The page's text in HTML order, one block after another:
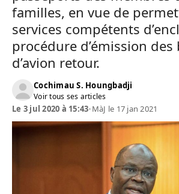
familles, en vue de
services compétents
procédure d’émission des
d’avion retour.
Cochimau S. Houngbadji
Voir tous ses articles
Le 3 jul 2020 à 15:43•MàJ le 17 jan 2021